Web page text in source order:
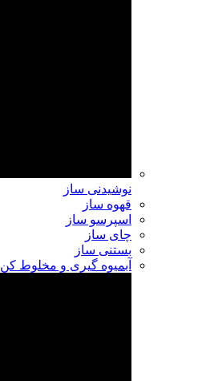
نوشیدنی ساز
قهوه ساز
اسپرسو ساز
چای ساز
بستنی ساز
آبمیوه گیری و مخلوط کن